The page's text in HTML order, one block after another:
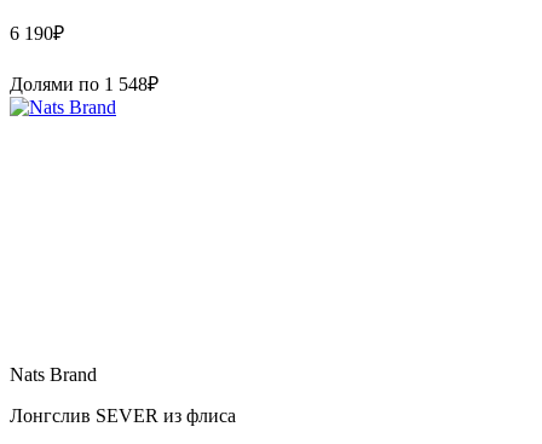
6 190₽
Долями по 1 548₽
Nats Brand
Лонгслив SEVER из флиса